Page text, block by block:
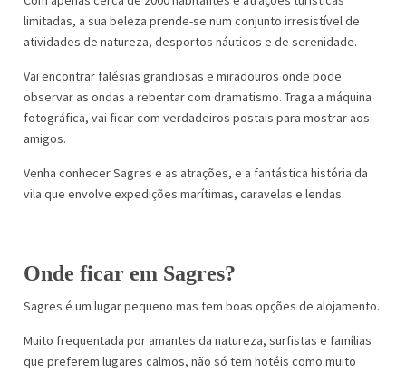
limitadas, a sua beleza prende-se num conjunto irresistível de
atividades de natureza, desportos náuticos e de serenidade.
Vai encontrar falésias grandiosas e miradouros onde pode
observar as ondas a rebentar com dramatismo. Traga a máquina
fotográfica, vai ficar com verdadeiros postais para mostrar aos
amigos.
Venha conhecer Sagres e as atrações, e a fantástica história da
vila que envolve expedições marítimas, caravelas e lendas.
Onde ficar em Sagres?
Sagres é um lugar pequeno mas tem boas opções de alojamento.
Muito frequentada por amantes da natureza, surfistas e famílias
que preferem lugares calmos, não só tem hotéis como muito